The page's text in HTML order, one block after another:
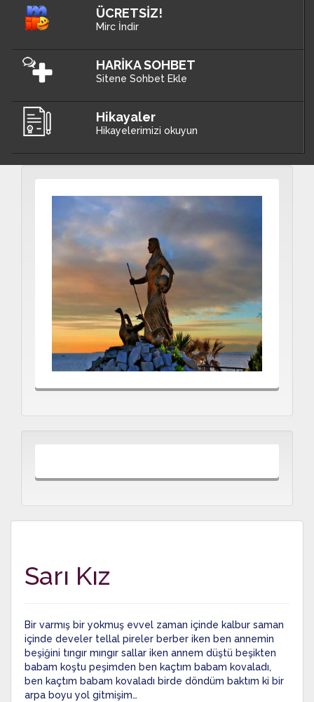
ÜCRETSİZ!
Mirc İndir
HARİKA SOHBET
Sitene Sohbet Ekle
Hikayaler
Hikayelerimizi okuyun
Sarı Kız
Bir varmış bir yokmuş evvel zaman içinde kalbur saman
içinde develer tellal pireler berber iken ben annemin
beşiğini tıngır mıngır sallar iken annem düştü beşikten
babam koştu peşimden ben kaçtım babam kovaladı,
ben kaçtım babam kovaladı birde döndüm baktım ki bir
arpa boyu yol gitmişim…